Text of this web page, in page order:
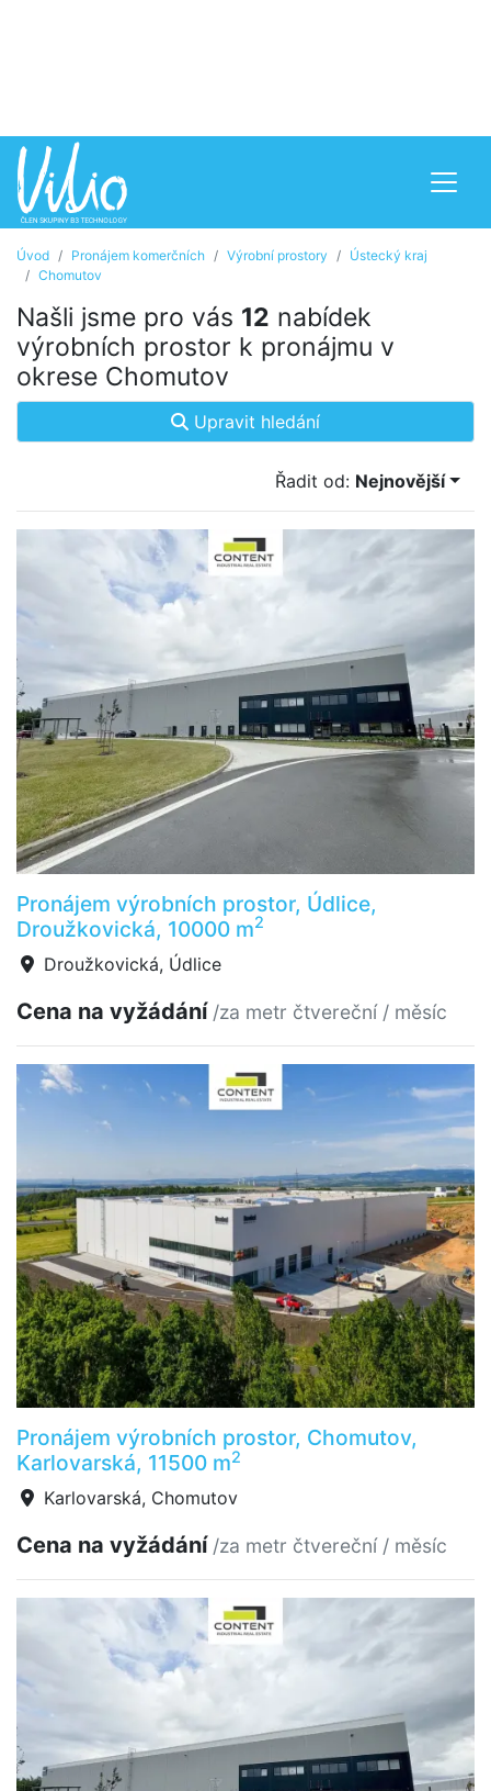
Úvod Pronájem komerčních Výrobní prostory
Ústecký kraj
Chomutov
Našli jsme pro vás 12 nabídek
výrobních prostor k pronájmu v
okrese Chomutov
Upravit hledání
Řadit od: Nejnovější
Pronájem výrobních prostor, Údlice,
Droužkovická, 10000 m2
Droužkovická, Údlice
Cena na vyžádání /za metr čtvereční / měsíc
Pronájem výrobních prostor, Chomutov,
Karlovarská, 11500 m2
Karlovarská, Chomutov
Cena na vyžádání /za metr čtvereční / měsíc